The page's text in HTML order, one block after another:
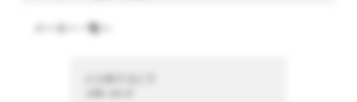
メーカー一覧へ
CONTACT